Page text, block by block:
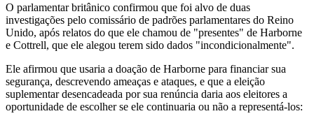
O parlamentar britânico confirmou que foi alvo de duas
investigações pelo comissário de padrões parlamentares do Reino
Unido, após relatos do que ele chamou de "presentes" de Harborne
e Cottrell, que ele alegou terem sido dados "incondicionalmente".
Ele afirmou que usaria a doação de Harborne para financiar sua
segurança, descrevendo ameaças e ataques, e que a eleição
suplementar desencadeada por sua renúncia daria aos eleitores a
oportunidade de escolher se ele continuaria ou não a representá-los: